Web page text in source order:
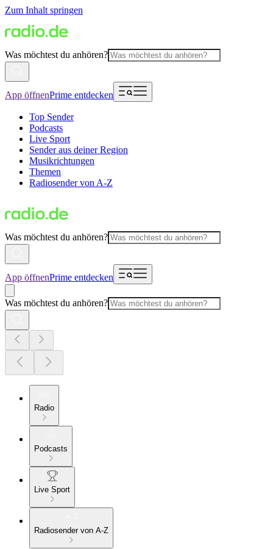
Zum Inhalt springen
Was möchtest du anhören?
App öffnenPrime entdecken
Top Sender
Podcasts
Live Sport
Sender aus deiner Region
Musikrichtungen
Themen
Radiosender von A-Z
Was möchtest du anhören?
App öffnenPrime entdecken
Was möchtest du anhören?
Radio
Podcasts
Live Sport
Radiosender von A-Z